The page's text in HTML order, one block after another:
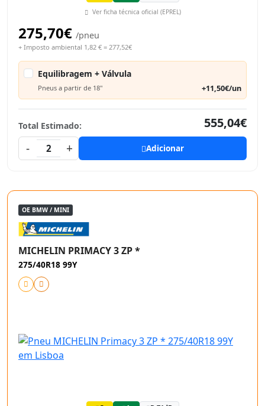
Ver ficha técnica oficial (EPREL)
275,70€ /pneu
+ Imposto ambiental 1,82 € = 277,52€
Equilibragem + Válvula
Pneus a partir de 18" +11,50€/un
Total Estimado:
555,04€
-
2 + Adicionar
OE BMW / MINI
MICHELIN PRIMACY 3 ZP *
275/40R18 99Y